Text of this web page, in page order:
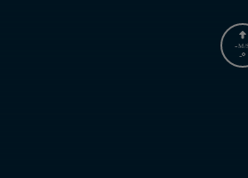
- M/
-